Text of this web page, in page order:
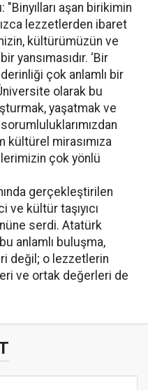
aşan birikimin
lezzetlerden ibaret
kültürümüzün ve
yansımasıdır. ‘Bir
çok anlamlı bir
olarak bu
yaşatmak ve
kültürel mirasımıza
çok yönlü
gerçekleştirilen
kültür taşıyıcı
serdi. Atatürk
anlamlı buluşma,
değil; o lezzetlerin
ve ortak değerleri de